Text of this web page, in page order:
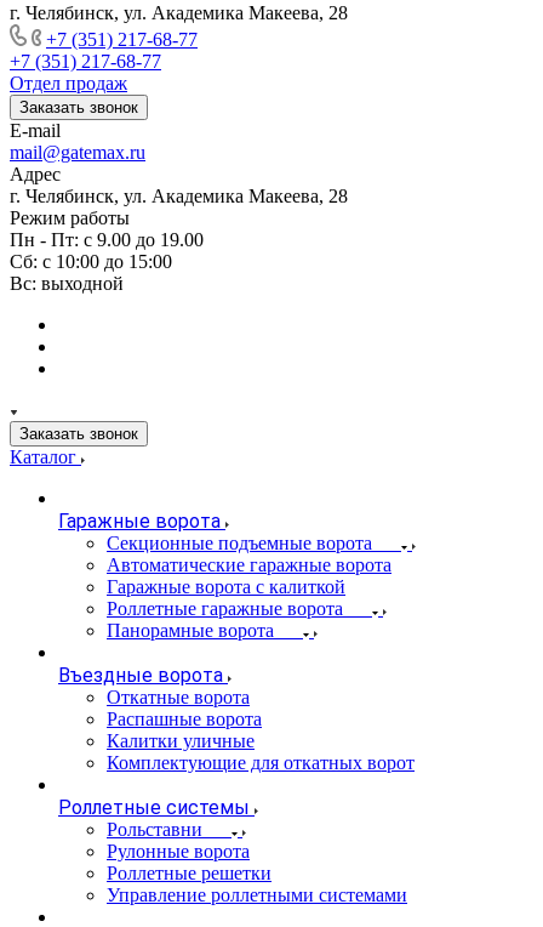
г. Челябинск, ул. Академика Макеева, 28
+7 (351) 217-68-77
+7 (351) 217-68-77
Отдел продаж
Заказать звонок
E-mail
mail@gatemax.ru
Адрес
г. Челябинск, ул. Академика Макеева, 28
Режим работы
Пн - Пт: с 9.00 до 19.00
Сб: с 10:00 до 15:00
Вс: выходной
Заказать звонок
Каталог
Гаражные ворота
Секционные подъемные ворота
Автоматические гаражные ворота
Гаражные ворота с калиткой
Роллетные гаражные ворота
Панорамные ворота
Въездные ворота
Откатные ворота
Распашные ворота
Калитки уличные
Комплектующие для откатных ворот
Роллетные системы
Рольставни
Рулонные ворота
Роллетные решетки
Управление роллетными системами